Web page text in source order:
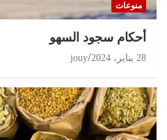
منوعات
أحكام سجود السهو
28 يناير، 2024 jouy